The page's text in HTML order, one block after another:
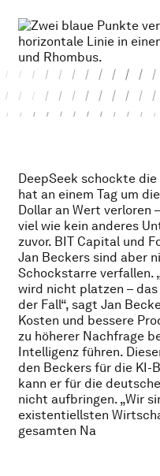
DeepSeek schockte die
hat an einem Tag um
Dollar an Wert verloren
viel wie kein anderes
zuvor. BIT Capital und
Jan Beckers sind aber
Schockstarre verfallen.
wird nicht platzen –
der Fall“, sagt Jan
Kosten und bessere
zu höherer Nachfrage
Intelligenz führen.
den Beckers für die KI-
kann er für die
nicht aufbringen. „Wir
existentiellsten
gesamten Na